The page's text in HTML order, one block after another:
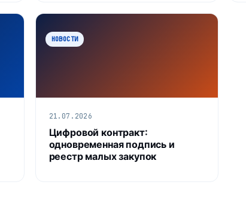
НОВОСТИ
21.07.2026
Цифровой контракт:
одновременная подпись и
реестр малых закупок